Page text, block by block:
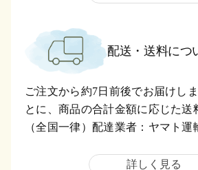
配送・送料につ
ご注文から約7日前後でお届けし
とに、商品の合計金額に応じた送
（全国一律）配達業者：ヤマト運
詳しく見る